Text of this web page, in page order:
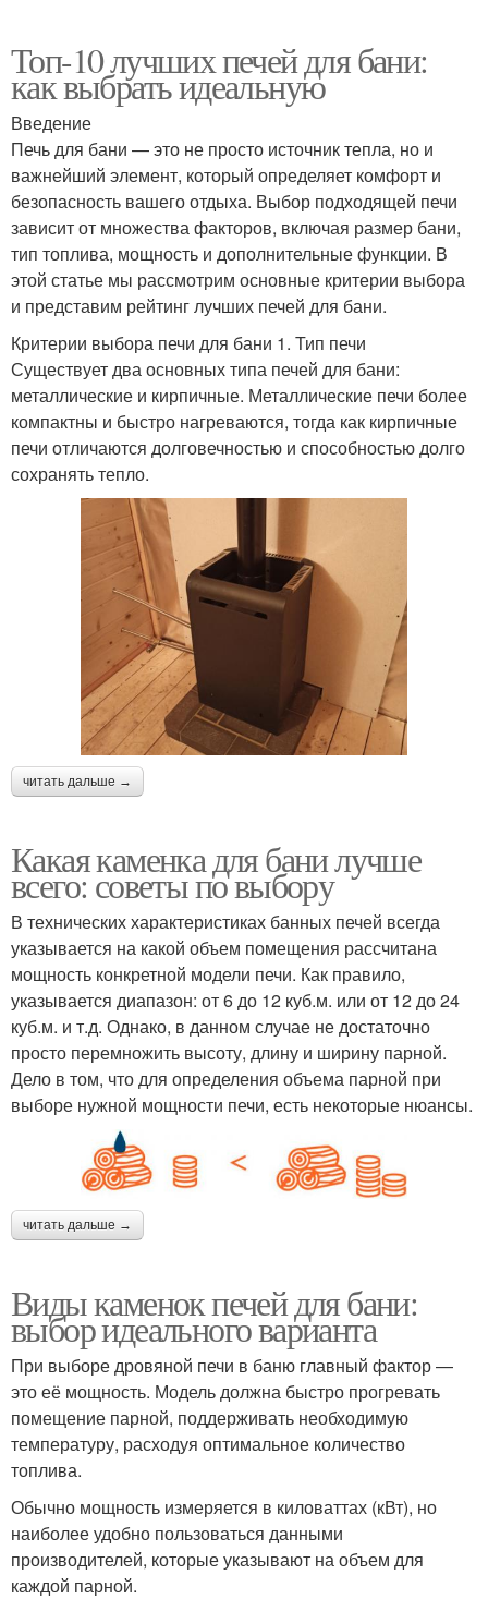
Топ-10 лучших печей для бани:
как выбрать идеальную
Введение
Печь для бани — это не просто источник тепла, но и
важнейший элемент, который определяет комфорт и
безопасность вашего отдыха. Выбор подходящей печи
зависит от множества факторов, включая размер бани,
тип топлива, мощность и дополнительные функции. В
этой статье мы рассмотрим основные критерии выбора
и представим рейтинг лучших печей для бани.
Критерии выбора печи для бани 1. Тип печи
Существует два основных типа печей для бани:
металлические и кирпичные. Металлические печи более
компактны и быстро нагреваются, тогда как кирпичные
печи отличаются долговечностью и способностью долго
сохранять тепло.
читать дальше →
Какая каменка для бани лучше
всего: советы по выбору
В технических характеристиках банных печей всегда
указывается на какой объем помещения рассчитана
мощность конкретной модели печи. Как правило,
указывается диапазон: от 6 до 12 куб.м. или от 12 до 24
куб.м. и т.д. Однако, в данном случае не достаточно
просто перемножить высоту, длину и ширину парной.
Дело в том, что для определения объема парной при
выборе нужной мощности печи, есть некоторые нюансы.
читать дальше →
Виды каменок печей для бани:
выбор идеального варианта
При выборе дровяной печи в баню главный фактор —
это её мощность. Модель должна быстро прогревать
помещение парной, поддерживать необходимую
температуру, расходуя оптимальное количество
топлива.
Обычно мощность измеряется в киловаттах (кВт), но
наиболее удобно пользоваться данными
производителей, которые указывают на объем для
каждой парной.